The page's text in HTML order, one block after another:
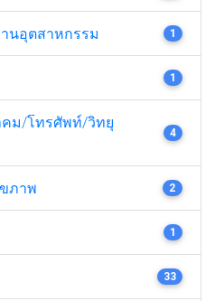
นอุตสาหกรรม 1
1
ม/โทรศัพท์/วิทยุ
4
ภาพ 2
1
33